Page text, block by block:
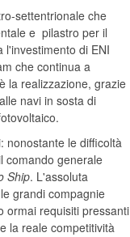
settentrionale che
e pilastro per il
l'investimento di ENI
che continua a
la realizzazione, grazie
navi in sosta di
nonostante le difficoltà
comando generale
Ship. L'assoluta
grandi compagnie
ormai requisiti pressanti
la reale competitività